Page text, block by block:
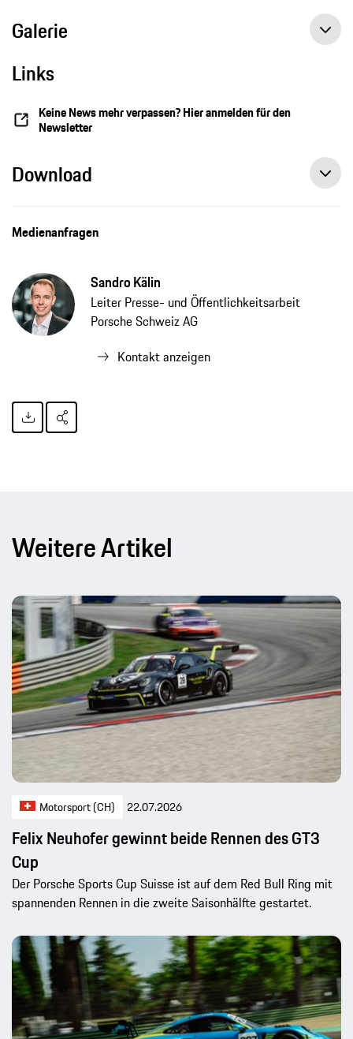
Galerie
Links
Keine News mehr verpassen? Hier anmelden für den
Newsletter
Download
Medienanfragen
Sandro Kälin
Leiter Presse- und Öffentlichkeitsarbeit
Porsche Schweiz AG
Kontakt anzeigen
Weitere Artikel
Motorsport (CH) 22.07.2026
Felix Neuhofer gewinnt beide Rennen des GT3
Cup
Der Porsche Sports Cup Suisse ist auf dem Red Bull Ring mit
spannenden Rennen in die zweite Saisonhälfte gestartet.